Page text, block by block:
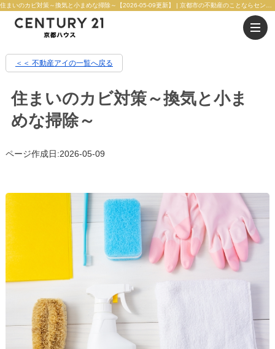
＜＜ 不動産アイの一覧へ戻る
住まいのカビ対策～換気と小ま
めな掃除～
ページ作成日:2026-05-09